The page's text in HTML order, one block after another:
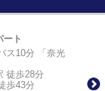
ート
ス10分 「奈光
徒歩28分
歩43分